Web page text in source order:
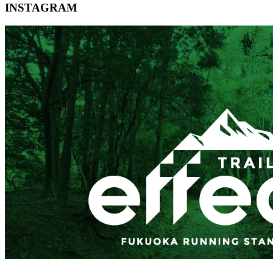
INSTAGRAM